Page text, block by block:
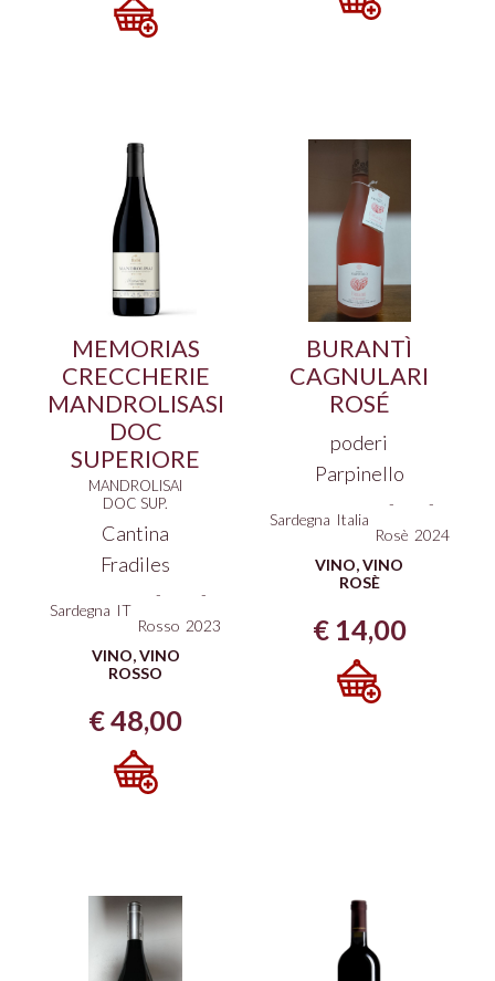
MEMORIAS
CRECCHERIE
MANDROLISASI
DOC
SUPERIORE
MANDROLISAI
DOC SUP.
Cantina
Fradiles
Sardegna IT
-
Rosso
-
2023
VINO,VINO
ROSSO
€48,00
BURANTÌ
CAGNULARI
ROSÉ
poderi
Parpinello
Sardegna Italia
-
Rosè
-
2024
VINO,VINO
ROSÈ
€14,00